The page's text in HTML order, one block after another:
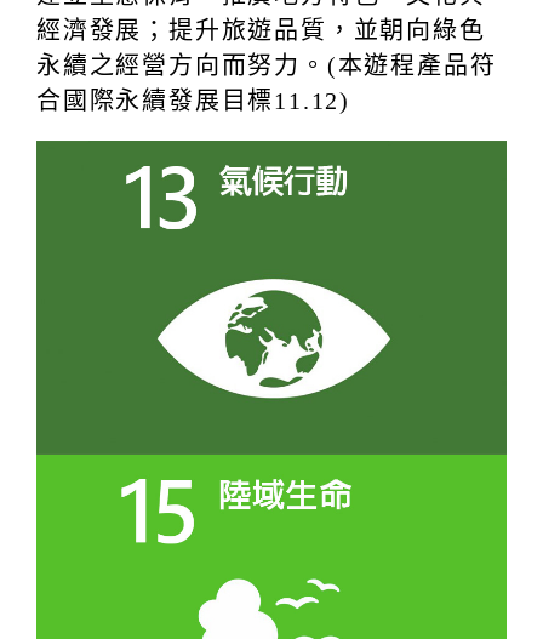
經濟發展；提升旅遊品質，並朝向綠色
永續之經營方向而努力。(本遊程產品符
合國際永續發展目標11.12)